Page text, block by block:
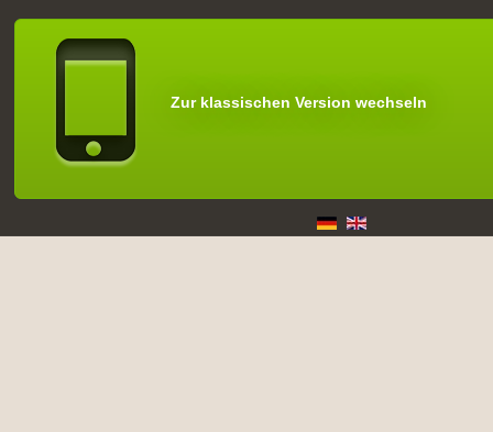
Zur klassischen Version wechseln